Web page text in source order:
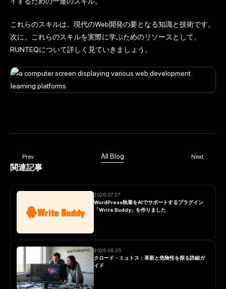
関連記事
2026.07.27
WordPress執筆をAIでサポートするプラグイン
「Write Buddy」を作りました
2026.05.25
クロード・ミュトス：革新と危険性を探る詳細ガ
イド
これらのスキルは、現代のWeb開発の要となる知識と技術です。
次に、これらのスキルを実際に学ぶためのリソースとして、
RUNTEQについて詳しく見ていきましょう。
Prev All Blog Next